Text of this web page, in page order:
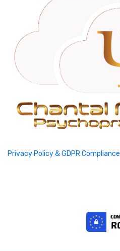
Privacy Policy & GDPR Compliance